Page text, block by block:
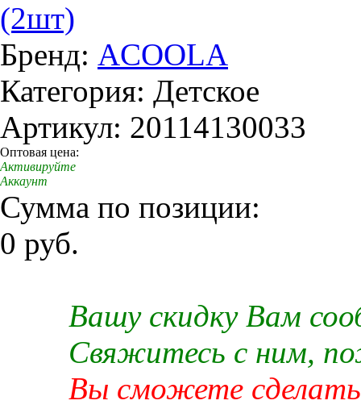
(2шт)
Бренд: ACOOLA
Категория: Детское
Артикул: 20114130033
Оптовая цена:
Активируйте
Аккаунт
Сумма по позиции:
0 руб.
Вашу скидку Вам
Свяжитесь с ним,
Вы сможете сделать